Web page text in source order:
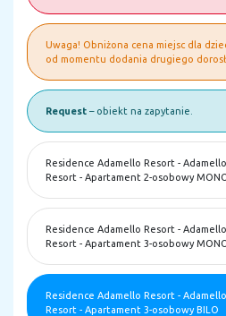
Uwaga! Obniżona cena miejsc dla
od momentu dodania drugiego
Request – obiekt na zapytanie.
Residence Adamello Resort - Adamello
Resort - Apartament 2-osobowy
Residence Adamello Resort - Adamello
Resort - Apartament 3-osobowy
Residence Adamello Resort - Adamello
Resort - Apartament 3-osobowy BILO